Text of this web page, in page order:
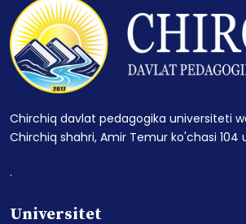
Chirchiq davlat pedagogika universiteti
Chirchiq shahri, Amir Temur ko'chasi 104
.
Universitet